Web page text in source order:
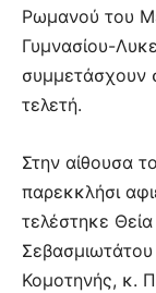
Ρωμανού του
Γυμνασίου-
συμμετάσχουν
τελετή.
Στην αίθουσα
παρεκκλήσι
τελέστηκε
Κομοτηνής, κ.